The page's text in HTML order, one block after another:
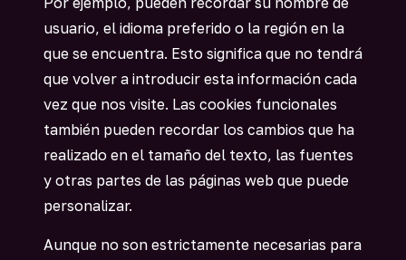
usuario, el idioma preferido o la región en la
que se encuentra. Esto significa que no tendrá
que volver a introducir esta información cada
vez que nos visite. Las cookies funcionales
también pueden recordar los cambios que ha
realizado en el tamaño del texto, las fuentes
y otras partes de las páginas web que puede
personalizar.
Aunque no son estrictamente necesarias para